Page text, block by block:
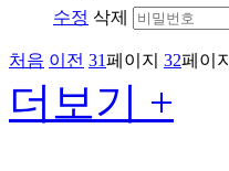
수정 삭제
처음 이전 31페이지 32페이지
더보기 +